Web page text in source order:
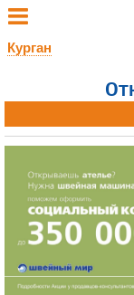
Курган